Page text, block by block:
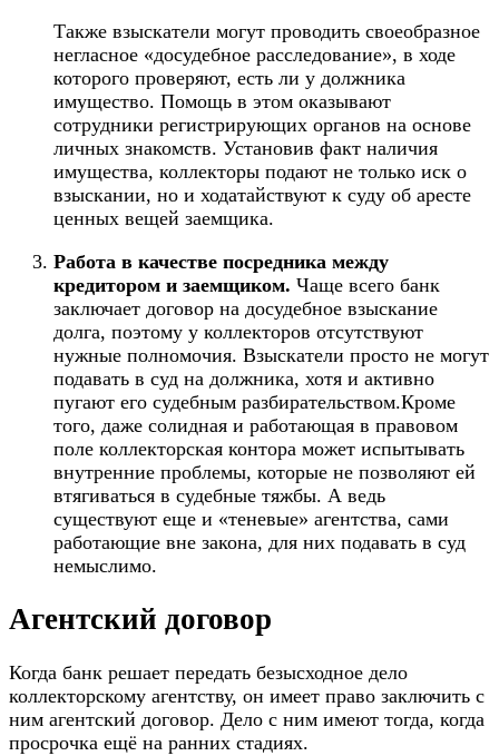
Также взыскатели могут проводить своеобразное
негласное «досудебное расследование», в ходе
которого проверяют, есть ли у должника
имущество. Помощь в этом оказывают
сотрудники регистрирующих органов на основе
личных знакомств. Установив факт наличия
имущества, коллекторы подают не только иск о
взыскании, но и ходатайствуют к суду об аресте
ценных вещей заемщика.
Работа в качестве посредника между
кредитором и заемщиком. Чаще всего банк
заключает договор на досудебное взыскание
долга, поэтому у коллекторов отсутствуют
нужные полномочия. Взыскатели просто не могут
подавать в суд на должника, хотя и активно
пугают его судебным разбирательством.Кроме
того, даже солидная и работающая в правовом
поле коллекторская контора может испытывать
внутренние проблемы, которые не позволяют ей
втягиваться в судебные тяжбы. А ведь
существуют еще и «теневые» агентства, сами
работающие вне закона, для них подавать в суд
немыслимо.
Агентский договор
Когда банк решает передать безысходное дело
коллекторскому агентству, он имеет право заключить с
ним агентский договор. Дело с ним имеют тогда, когда
просрочка ещё на ранних стадиях.